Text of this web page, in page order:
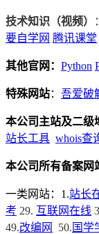
技术知识（视频） ：
要自学网 腾讯课堂
其他官网： Python
特殊网站： 吾爱破
本公司主站及二级
站长工具 whois查
本公司所有备案网
一类网站：1.站长
考 29. 互联网在线
49.改编网 50. 国学